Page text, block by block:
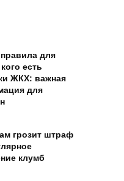
для
есть
ЖКХ: важная
для
грозит штраф
клумб